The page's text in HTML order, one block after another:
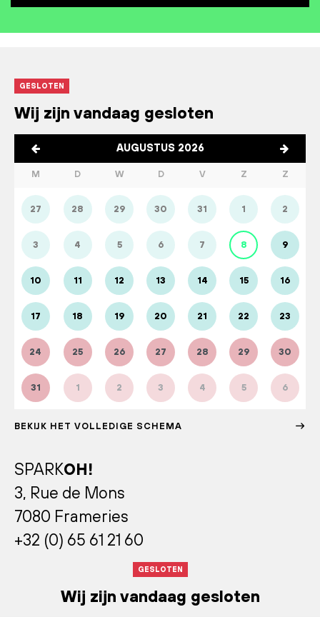
GESLOTEN
Wij zijn vandaag gesloten
AUGUSTUS 2026
M D W D V Z Z
27 28 29 30 31 1 2
3 4 5 6 7 8 9
10 11 12 13 14 15 16
17 18 19 20 21 22 23
24 25 26 27 28 29 30
31 1 2 3 4 5 6
BEKIJK HET VOLLEDIGE SCHEMA
SPARKOH!
3, Rue de Mons
7080 Frameries
+32 (0) 65 61 21 60
GESLOTEN
Wij zijn vandaag gesloten